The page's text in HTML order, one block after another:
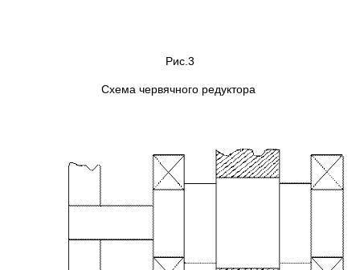
Рис.3
Схема червячного редуктора